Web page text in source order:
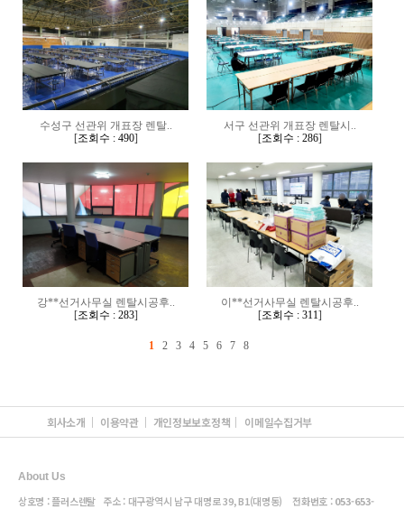
수성구 선관위 개표장 렌탈..
[조회수 : 490]
서구 선관위 개표장 렌탈시..
[조회수 : 286]
강**선거사무실 렌탈시공후..
[조회수 : 283]
이**선거사무실 렌탈시공후..
[조회수 : 311]
1 2 3 4 5 6 7 8
회사소개 이용약관 개인정보보호정책 이메일수집거부
About Us
상호명 : 플러스렌탈 주소 : 대구광역시 남구 대명로 39, B1(대명동) 전화번호 :053-653-